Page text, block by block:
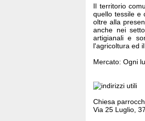
Il territorio
quello tessile e
oltre alla
anche nei
artigianali e
l'agricoltura ed
Mercato: Ogni
Chiesa
Via 25 Luglio,